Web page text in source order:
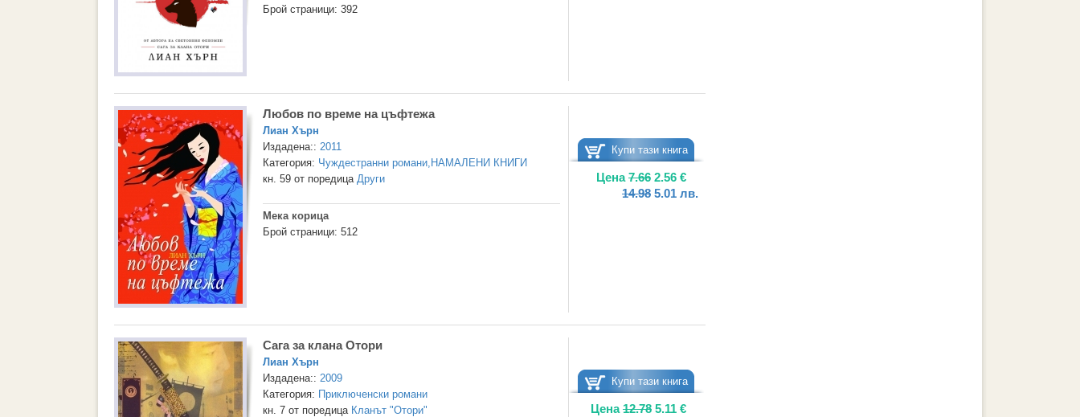
Брой страници: 392
Любов по време на цъфтежа
Лиан Хърн
Издадена:: 2011
Категория: Чуждестранни романи, НАМАЛЕНИ КНИГИ
кн. 59 от поредица Други
Мека корица
Брой страници: 512
Купи тази книга
Цена7.66 2.56 €
14.98 5.01 лв.
Сага за клана Отори
Лиан Хърн
Издадена:: 2009
Категория: Приключенски романи
кн. 7 от поредица Кланът "Отори"
Купи тази книга
Цена12.78 5.11 €